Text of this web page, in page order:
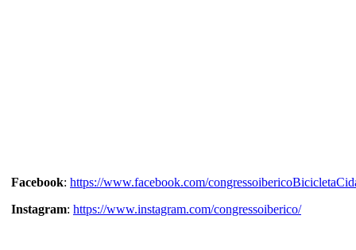
Facebook: https://www.facebook.com/
Instagram: https://www.instagram.com/congressoiberico/